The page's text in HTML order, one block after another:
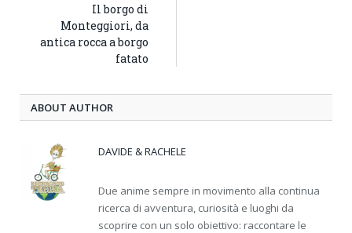
Il borgo di
Monteggiori, da
antica rocca a borgo
fatato
ABOUT AUTHOR
DAVIDE & RACHELE
Due anime sempre in movimento alla continua
ricerca di avventura, curiosità e luoghi da
scoprire con un solo obiettivo: raccontare le